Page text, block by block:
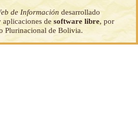
de Información desarrollado
aplicaciones desoftware libre, por
Plurinacional de Bolivia.